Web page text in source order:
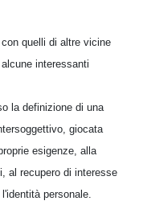
quelli di altre vicine
interessanti
la definizione di una
giocata
esigenze, alla
al recupero di interesse
personale.